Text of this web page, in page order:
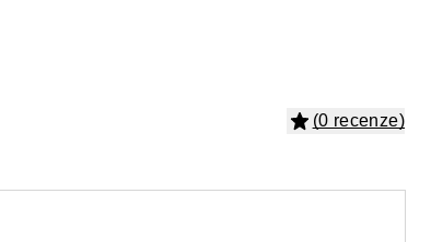
(0 recenze)